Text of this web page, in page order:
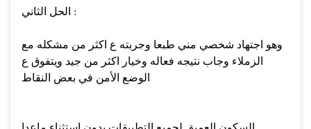
الحل الثاني :
وهو اجتهاد شخصي مني طبعا وجربته ع اكثر من مشكله مع
الزملاء وجاب نتيجه فعاله وخيار اكثر من جيد ويتفوق ع